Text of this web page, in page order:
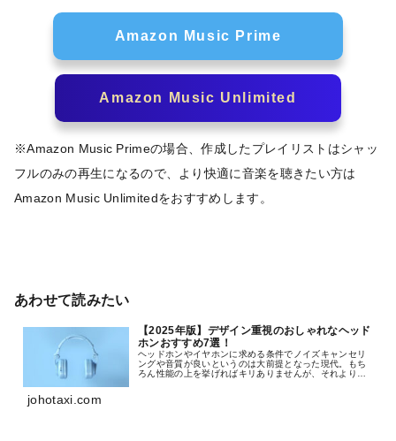
Amazon Music Prime
Amazon Music Unlimited
※Amazon Music Primeの場合、作成したプレイリストはシャッ
フルのみの再生になるので、より快適に音楽を聴きたい方は
Amazon Music Unlimitedをおすすめします。
あわせて読みたい
【2025年版】デザイン重視のおしゃれなヘッド
ホンおすすめ7選！
ヘッドホンやイヤホンに求める条件でノイズキャンセリ
ングや音質が良いというのは大前提となった現代。もち
ろん性能の上を挙げればキリありませんが、それよりも
johotaxi.com